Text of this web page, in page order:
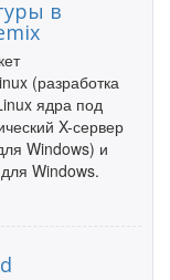
в
(разработка
ядра под
X-сервер
Windows) и
Windows.